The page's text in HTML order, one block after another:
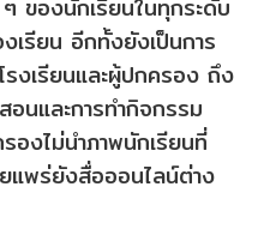
ของนักเรียนในทุกระดับ
เรียน อีกทั้งยังเป็นการ
รงเรียนและผู้ปกครอง ถึง
อนและการทำกิจกรรม
องไม่นำภาพนักเรียนที่
แพร่ยังสื่อออนไลน์ต่าง